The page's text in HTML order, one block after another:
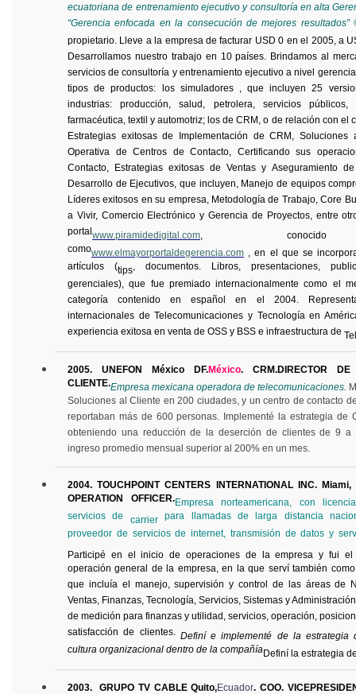
ecuatoriana de entrenamiento ejecutivo y consultoría en alta
“Gerencia enfocada en la consecución de mejores resultados”
propietario. Lleve a la empresa de facturar USD 0 en el 2005, a
Desarrollamos nuestro trabajo en 10 países. Brindamos al
servicios de consultoría y entrenamiento ejecutivo a nivel
tipos de productos: los simuladores , que incluyen 25
industrias: producción, salud, petrolera, servicios públicos,
farmacéutica, textil y automotriz; los de CRM, o de relación con el
Estrategias exitosas de Implementación de CRM, Soluciones
Operativa de Centros de Contacto, Certificando sus
Contacto, Estrategias exitosas de Ventas y Aseguramiento
Desarrollo de Ejecutivos, que incluyen, Manejo de equipos
Líderes exitosos en su empresa, Metodología de Trabajo, Core
a Vivir, Comercio Electrónico y Gerencia de Proyectos, entre
portalwww.piramidedigital.com , conocido
comowww.elmayorportaldegerencia.com , en el que se
artículos (tips, documentos. Libros, presentaciones,
gerenciales), que fue premiado internacionalmente como el
categoría contenido en español en el 2004.
internacionales de Telecomunicaciones y Tecnología en
experiencia exitosa en venta de OSS y BSS e infraestructura de
2005. UNEFON México DF.México. CRM.DIRECTOR
CLIENTE.Empresa mexicana operadora de telecomunicaciones.
Soluciones al Cliente en 200 ciudades, y un centro de contacto
reportaban más de 600 personas. Implementé la estrategia de
obteniendo una reducción de la deserción de clientes de 9
ingreso promedio mensual superior al 200% en un mes.
2004. TOUCHPOINT CENTERS INTERNATIONAL INC. Miami,
OPERATION OFFICER.Empresa norteamericana, con
servicios de carrierpara llamadas de larga distancia
proveedor de servicios de internet, transmisión de datos y
Participé en el inicio de operaciones de la empresa y fui el
operación general de la empresa, en la que serví también
que incluía el manejo, supervisión y control de las áreas de
Ventas, Finanzas, Tecnología, Servicios, Sistemas y
de medición para finanzas y utilidad, servicios, operación,
satisfacción de clientes. Definí e implementé de la estrategia
cultura organizacional dentro de la compañíaDefiní la estrategia
2003. GRUPO TV CABLE Quito,Ecuador. COO.